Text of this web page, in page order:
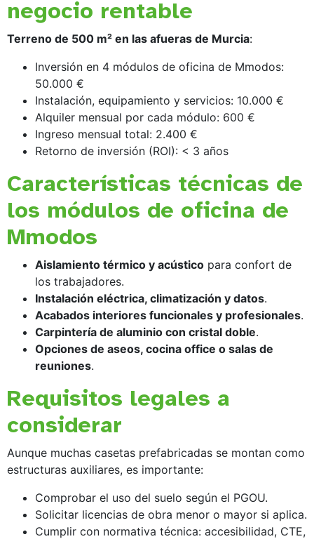
negocio rentable
Terreno de 500 m² en las afueras de Murcia:
Inversión en 4 módulos de oficina de Mmodos:
50.000 €
Instalación, equipamiento y servicios: 10.000 €
Alquiler mensual por cada módulo: 600 €
Ingreso mensual total: 2.400 €
Retorno de inversión (ROI): < 3 años
Características técnicas de
los módulos de oficina de
Mmodos
Aislamiento térmico y acústico para confort de
los trabajadores.
Instalación eléctrica, climatización y datos.
Acabados interiores funcionales y profesionales.
Carpintería de aluminio con cristal doble.
Opciones de aseos, cocina office o salas de
reuniones.
Requisitos legales a
considerar
Aunque muchas casetas prefabricadas se montan como
estructuras auxiliares, es importante:
Comprobar el uso del suelo según el PGOU.
Solicitar licencias de obra menor o mayor si aplica.
Cumplir con normativa técnica: accesibilidad, CTE,